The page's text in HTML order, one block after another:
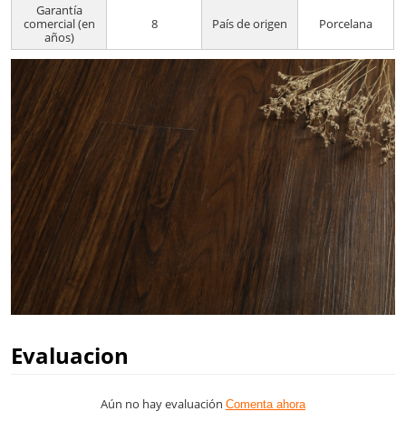
Garantía
comercial (en
años)
8 País de origen Porcelana
Evaluacion
Aún no hay evaluación Comenta ahora